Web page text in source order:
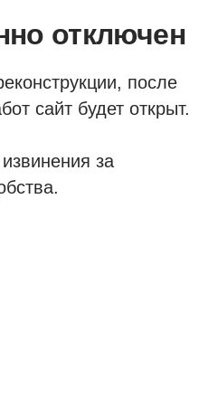
отключен
после
сайт будет открыт.
за